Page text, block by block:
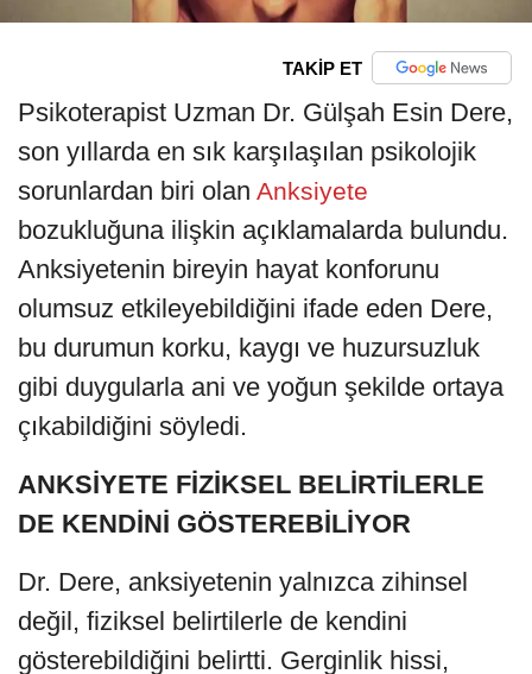
TAKİP ET
Psikoterapist Uzman Dr. Gülşah Esin Dere,
son yıllarda en sık karşılaşılan psikolojik
sorunlardan biri olan Anksiyete
bozukluğuna ilişkin açıklamalarda bulundu.
Anksiyetenin bireyin hayat konforunu
olumsuz etkileyebildiğini ifade eden Dere,
bu durumun korku, kaygı ve huzursuzluk
gibi duygularla ani ve yoğun şekilde ortaya
çıkabildiğini söyledi.
ANKSİYETE FİZİKSEL BELİRTİLERLE
DE KENDİNİ GÖSTEREBİLİYOR
Dr. Dere, anksiyetenin yalnızca zihinsel
değil, fiziksel belirtilerle de kendini
gösterebildiğini belirtti. Gerginlik hissi,